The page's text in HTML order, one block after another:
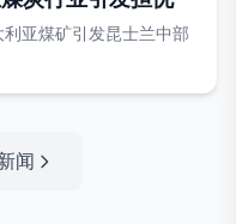
亚煤矿引发昆士兰中部
闻